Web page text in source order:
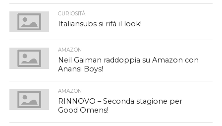
CURIOSITÀ
Italiansubs si rifà il look!
AMAZON
Neil Gaiman raddoppia su Amazon con
Anansi Boys!
AMAZON
RINNOVO – Seconda stagione per
Good Omens!